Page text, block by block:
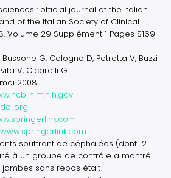
: official journal of the Italian
of the Italian Society of Clinical
Volume 29 Supplément 1 Pages S169-
G, Cologno D, Petretta V, Buzzi
V, Cicarelli G.
2008
www.springerlink.com
souffrant de céphalées (dont 12
à un groupe de contrôle a montré
sans repos était